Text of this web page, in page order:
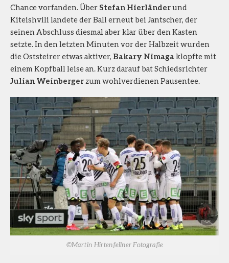
Chance vorfanden. Über Stefan Hierländerund
Kiteishvili landete der Ball erneut bei Jantscher, der
seinen Abschluss diesmal aber klar über den Kasten
setzte. In den letzten Minuten vor der Halbzeit wurden
die Oststeirer etwas aktiver, Bakary Nimagaklopfte mit
einem Kopfball leise an. Kurz darauf bat Schiedsrichter
Julian Weinberger zum wohlverdienen Pausentee.
©Martin Hirtenfellner Fotografie